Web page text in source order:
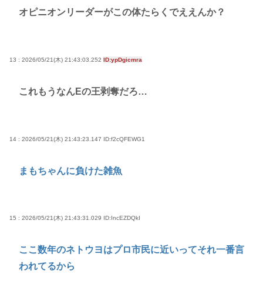
オピニオンリーダーがこの体たらくでええんか？
13 : 2026/05/21(木) 21:43:03.252 ID:ypDgicmra
これもうなんEの王剥奪だろ…
14 : 2026/05/21(木) 21:43:23.147 ID:f2cQFEWG1
まもちゃんに負けた雑魚
15 : 2026/05/21(木) 21:43:31.029 ID:IncEZDQkI
ここ数年のネトウヨはプロ市民に近いってそれ一番言
われてるから